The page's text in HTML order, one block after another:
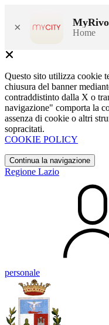
× Home
Questo sito utilizza cookie
chiusura del banner
contraddistinto dalla X o
navigazione" comporta la
assenza di cookie o altri
sopracitati.
COOKIE POLICY
Continua la navigazione
Regione Lazio
personale